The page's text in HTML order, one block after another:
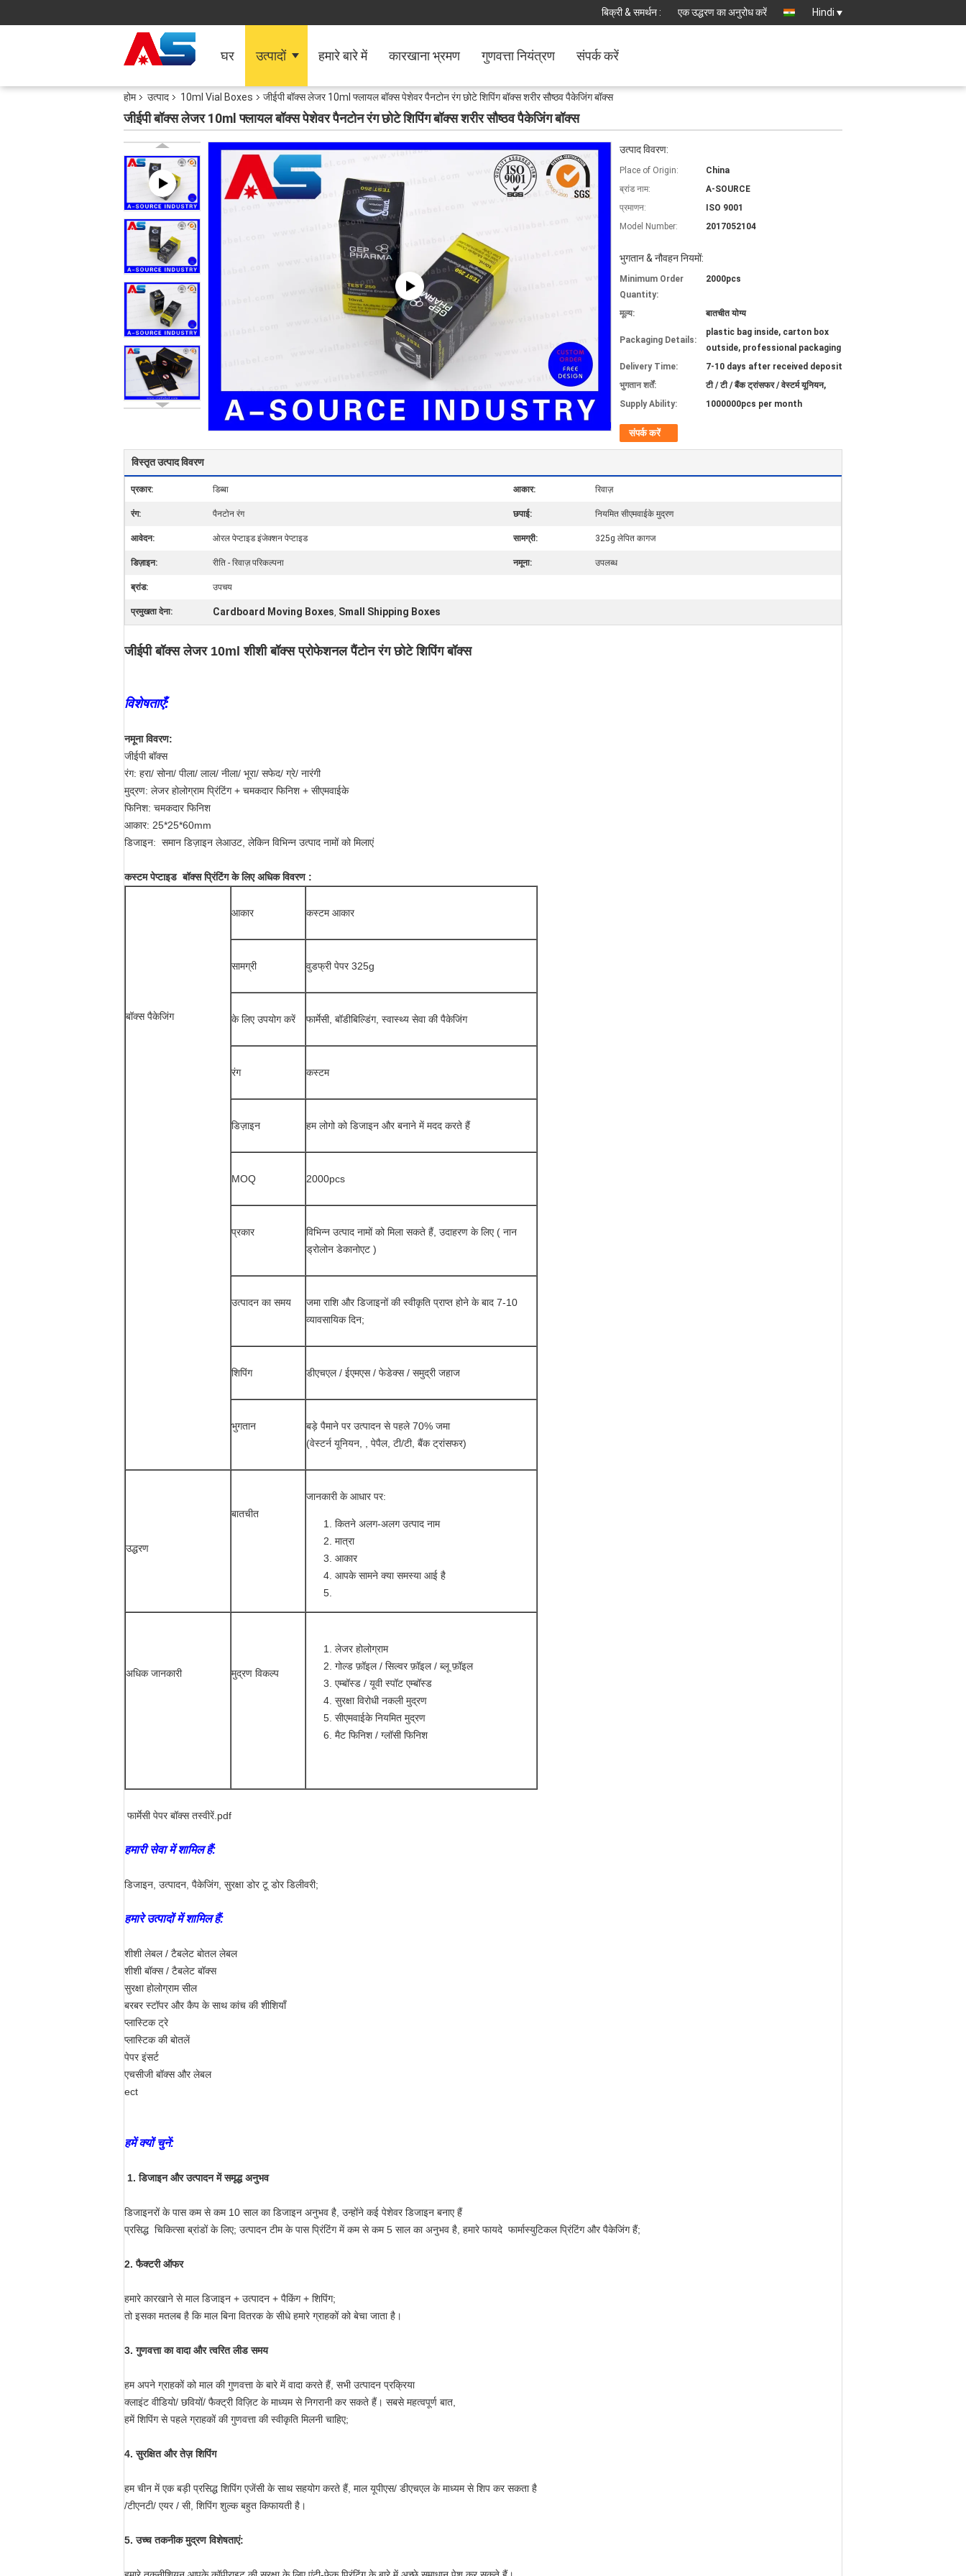
बिक्री & समर्थन : एक उद्धरण का अनुरोध करें Hindi
घर उत्पादों हमारे बारे में कारखाना भ्रमण गुणवत्ता नियंत्रण संपर्क करें
होम उत्पाद 10ml Vial Boxes जीईपी बॉक्स लेजर 10ml फ्लायल बॉक्स पेशेवर पैनटोन रंग छोटे शिपिंग बॉक्स शरीर सौष्ठव पैकेजिंग बॉक्स
जीईपी बॉक्स लेजर 10ml फ्लायल बॉक्स पेशेवर पैनटोन रंग छोटे शिपिंग बॉक्स शरीर सौष्ठव पैकेजिंग बॉक्स
उत्पाद विवरण:
Place of Origin:
China
ब्रांड नाम:
A-SOURCE
प्रमाणन:
ISO 9001
Model Number:
2017052104
भुगतान & नौवहन नियमों:
Minimum Order
Quantity:
2000pcs
मूल्य: बातचीत योग्य
Packaging Details:
plastic bag inside, carton box
outside, professional packaging
Delivery Time:
7-10 days after received deposit
भुगतान शर्तें:
टी / टी / बैंक ट्रांसफर / वेस्टर्म यूनियन,
Supply Ability:
1000000pcs per month
संपर्क करें
विस्तृत उत्पाद विवरण
प्रकार: डिब्बा आकार: रिवाज़
रंग: पैनटोन रंग छपाई: नियमित सीएमवाईके मुद्रण
आवेदन: ओरल पेप्टाइड इंजेक्शन पेप्टाइड सामग्री: 325g लेपित कागज
डिज़ाइन: रीति - रिवाज़ परिकल्पना नमूना: उपलब्ध
ब्रांड: उपचय
प्रमुखता देना: Cardboard Moving Boxes, Small Shipping Boxes
जीईपी बॉक्स लेजर 10ml शीशी बॉक्स प्रोफेशनल पैंटोन रंग छोटे शिपिंग बॉक्स
विशेषताएँ:
नमूना विवरण:
जीईपी बॉक्स
रंग: हरा/ सोना/ पीला/ लाल/ नीला/ भूरा/ सफेद/ ग्रे/ नारंगी
मुद्रण: लेजर होलोग्राम प्रिंटिंग + चमकदार फिनिश + सीएमवाईके
फिनिश: चमकदार फिनिश
आकार: 25*25*60mm
डिजाइन: समान डिज़ाइन लेआउट, लेकिन विभिन्न उत्पाद नामों को मिलाएं
कस्टम पेप्टाइड बॉक्स प्रिंटिंग के लिए अधिक विवरण :
बॉक्स पैकेजिंग
आकार कस्टम आकार
सामग्री वुडफ्री पेपर 325g
के लिए उपयोग करें फार्मेसी, बॉडीबिल्डिंग, स्वास्थ्य सेवा की पैकेजिंग
रंग कस्टम
डिज़ाइन हम लोगो को डिजाइन और बनाने में मदद करते हैं
MOQ 2000pcs
प्रकार
विभिन्न उत्पाद नामों को मिला सकते हैं, उदाहरण के लिए ( नान
ड्रोलोन डेकानोएट )
उत्पादन का समय
जमा राशि और डिजाइनों की स्वीकृति प्राप्त होने के बाद 7-10
व्यावसायिक दिन;
शिपिंग डीएचएल / ईएमएस / फेडेक्स / समुद्री जहाज
भुगतान
बड़े पैमाने पर उत्पादन से पहले 70% जमा
(वेस्टर्न यूनियन, , पेपैल, टी/टी, बैंक ट्रांसफर)
उद्धरण
बातचीत
जानकारी के आधार पर:
कितने अलग-अलग उत्पाद नाम
मात्रा
आकार
आपके सामने क्या समस्या आई है
अधिक जानकारी मुद्रण विकल्प
लेजर होलोग्राम
गोल्ड फ़ॉइल / सिल्वर फ़ॉइल / ब्लू फ़ॉइल
एम्बॉस्ड / यूवी स्पॉट एम्बॉस्ड
सुरक्षा विरोधी नकली मुद्रण
सीएमवाईके नियमित मुद्रण
मैट फिनिश / ग्लॉसी फिनिश
फार्मेसी पेपर बॉक्स तस्वीरें.pdf
हमारी सेवा में शामिल हैं:
डिजाइन, उत्पादन, पैकेजिंग, सुरक्षा डोर टू डोर डिलीवरी;
हमारे उत्पादों में शामिल हैं:
शीशी लेबल / टैबलेट बोतल लेबल
शीशी बॉक्स / टैबलेट बॉक्स
सुरक्षा होलोग्राम सील
बरबर स्टॉपर और कैप के साथ कांच की शीशियाँ
प्लास्टिक ट्रे
प्लास्टिक की बोतलें
पेपर इंसर्ट
एचसीजी बॉक्स और लेबल
ect
हमें क्यों चुनें:
1. डिजाइन और उत्पादन में समृद्ध अनुभव
डिजाइनरों के पास कम से कम 10 साल का डिजाइन अनुभव है, उन्होंने कई पेशेवर डिजाइन बनाए हैं
प्रसिद्ध चिकित्सा ब्रांडों के लिए; उत्पादन टीम के पास प्रिंटिंग में कम से कम 5 साल का अनुभव है, हमारे फायदे फार्मास्युटिकल प्रिंटिंग और पैकेजिंग हैं;
2.फैक्टरी ऑफर
हमारे कारखाने से माल डिजाइन + उत्पादन + पैकिंग + शिपिंग;
तो इसका मतलब है कि माल बिना वितरक के सीधे हमारे ग्राहकों को बेचा जाता है।
3. गुणवत्ता का वादा और त्वरित लीड समय
हम अपने ग्राहकों को माल की गुणवत्ता के बारे में वादा करते हैं, सभी उत्पादन प्रक्रिया
क्लाइंट वीडियो/ छवियों/ फैक्ट्री विज़िट के माध्यम से निगरानी कर सकते हैं। सबसे महत्वपूर्ण बात,
हमें शिपिंग से पहले ग्राहकों की गुणवत्ता की स्वीकृति मिलनी चाहिए;
4. सुरक्षित और तेज़ शिपिंग
हम चीन में एक बड़ी प्रसिद्ध शिपिंग एजेंसी के साथ सहयोग करते हैं, माल यूपीएस/ डीएचएल के माध्यम से शिप कर सकता है
/टीएनटी/ एयर / सी, शिपिंग शुल्क बहुत किफायती है।
5. उच्च तकनीक मुद्रण विशेषताएं: